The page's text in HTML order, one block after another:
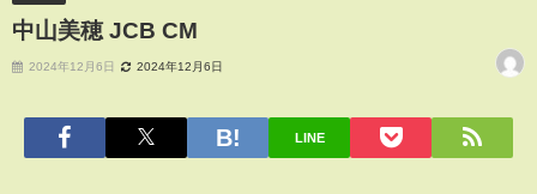
中山美穂 JCB CM
2024年12月6日 2024年12月6日
LINE